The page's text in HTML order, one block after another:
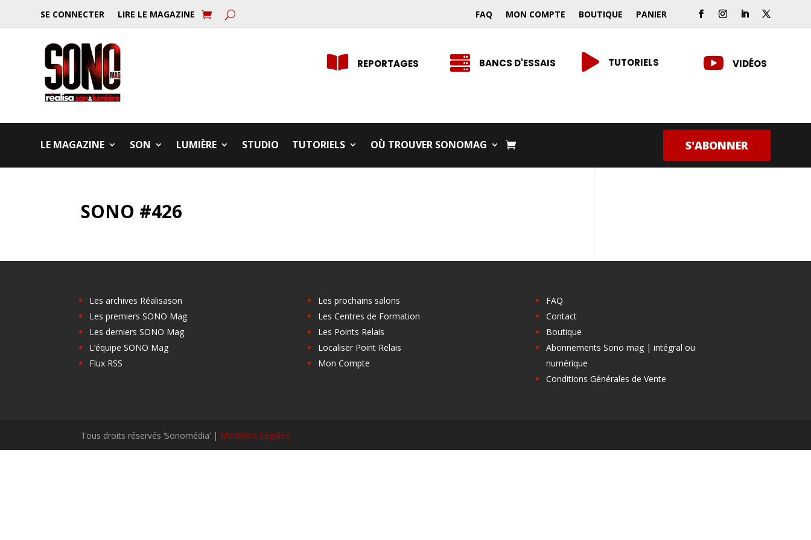
SE CONNECTER LIRE LE MAGAZINE FAQ MON COMPTE BOUTIQUE PANIER
 REPORTAGES  BANCS D'ESSAIS  TUTORIELS  VIDÉOS
LE MAGAZINE SON LUMIÈRE STUDIO TUTORIELS OÙ TROUVER SONOMAG S'ABONNER
SONO #426
Les archives Réalisason
Les premiers SONO Mag
Les derniers SONO Mag
L’équipe SONO Mag
Flux RSS
Les prochains salons
Les Centres de Formation
Les Points Relais
Localiser Point Relais
Mon Compte
FAQ
Contact
Boutique
Abonnements Sono mag | intégral ou
numérique
Conditions Générales de Vente
Tous droits réservés ‘Sonomédia’ | Mentions Légales